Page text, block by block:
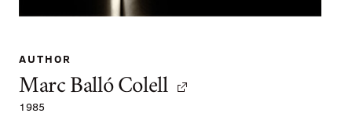
AUTHOR
Marc Balló Colell
1985